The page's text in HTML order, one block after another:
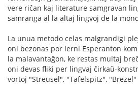
vere riĉan kaj literature samgravan
samranga al la altaj lingvoj de la
La unua metodo celas malgrandigi
oni bezonas por lerni Esperanton
la malavantaĝon, ke restas multaj
oni devas fliki per lingvaj ĉirkaŭ-
vortoj "Streusel", "Tafelspitz", "Brezel"